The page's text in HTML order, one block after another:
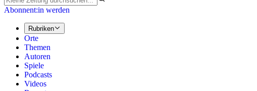
Abonnent:in werden
Rubriken
Orte
Themen
Autoren
Spiele
Podcasts
Videos